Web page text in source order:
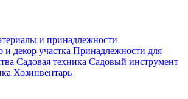
и принадлежности
и декор участка Принадлежности для
Садовая техника Садовый инструмент
Хозинвентарь